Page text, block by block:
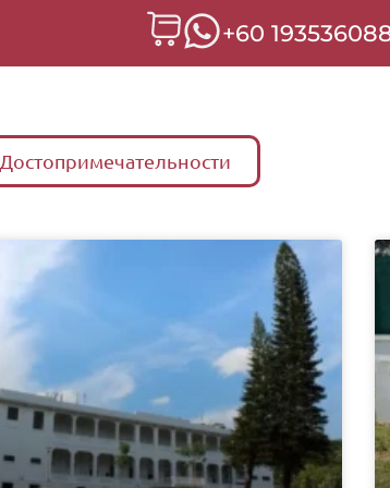
+60
Достопримечательности